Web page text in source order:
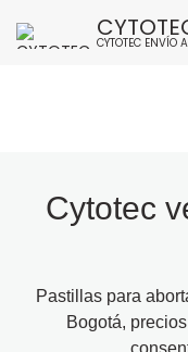
CYTOTEC ENVÍO
Cytotec
Pastillas para
Bogotá,